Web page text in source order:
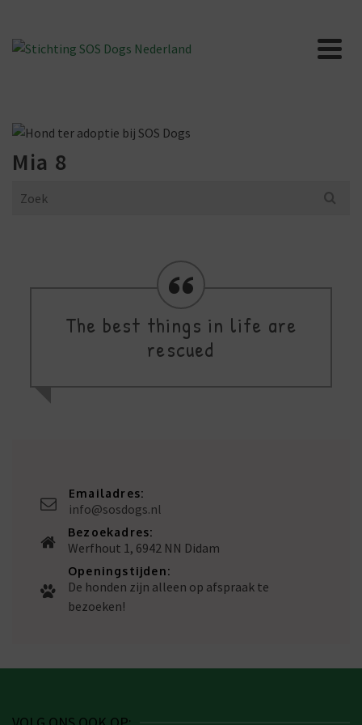
Mia 8
Search
The best things in life are
rescued
Emailadres:
info@sosdogs.nl
Bezoekadres:
Werfhout 1, 6942 NN Didam
Openingstijden:
De honden zijn alleen op afspraak te
bezoeken!